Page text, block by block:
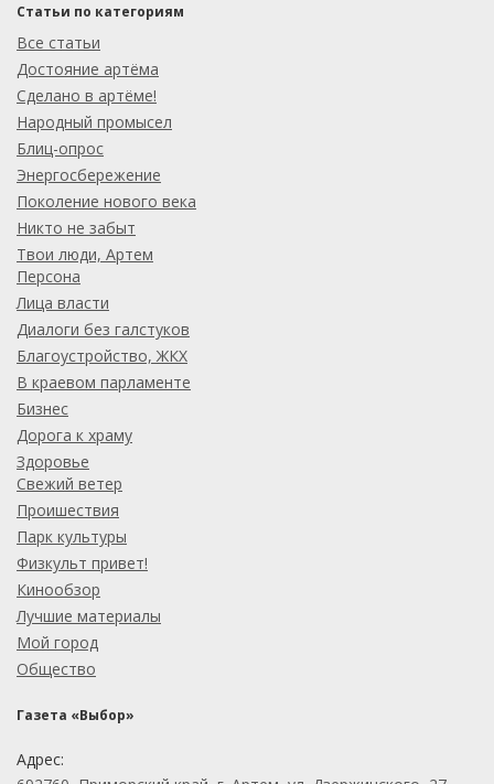
Статьи по категориям
Все статьи
Достояние артёма
Сделано в артёме!
Народный промысел
Блиц-опрос
Энергосбережение
Поколение нового века
Никто не забыт
Твои люди, Артем
Персона
Лица власти
Диалоги без галстуков
Благоустройство, ЖКХ
В краевом парламенте
Бизнес
Дорога к храму
Здоровье
Свежий ветер
Проишествия
Парк культуры
Физкульт привет!
Кинообзор
Лучшие материалы
Мой город
Общество
Газета «Выбор»
Адрес: